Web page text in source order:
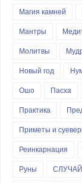
Магия камней
Мантры
Молитвы
Новый год
Ошо
Пасха
Практика
Приметы и
Реинкарнация
Руны